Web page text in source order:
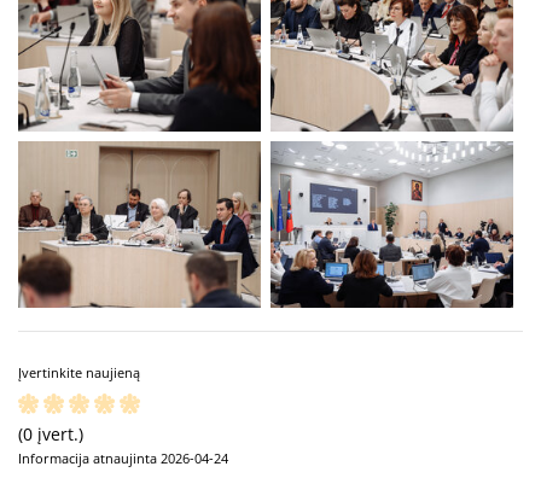
Įvertinkite naujieną
(0 įvert.)
Informacija atnaujinta 2026-04-24